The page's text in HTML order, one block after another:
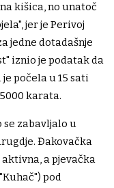
kišica, no unatoč
jer je Perivoj
jedne dotadašnje
iznio je podatak da
počela u 15 sati
karata.
se zabavljalo u
Đakovačka
a pjevačka
pod